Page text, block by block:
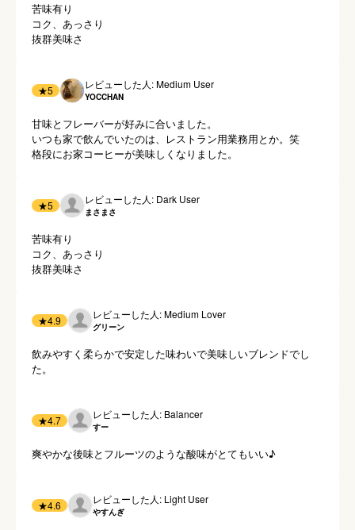
苦味有り
コク、あっさり
★5 レビューした人: Medium User
YOCCHAN
甘味とフレーバーが好みに合いました。
いつも家で飲んでいたのは、レストラン用業務用とか。笑
格段にお家コーヒーが美味しくなりました。
★5 レビューした人: Dark User
まさまさ
苦味有り
コク、あっさり
★4.9 レビューした人: Medium Lover
グリーン
飲みやすく柔らかで安定した味わいで美味しいブレンドでし
た。
★4.7 レビューした人: Balancer
すー
爽やかな後味とフルーツのような酸味がとてもいい♪
★4.6 レビューした人: Light User
やすんぎ